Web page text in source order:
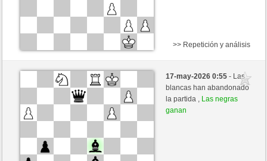
Negras
PEDROS (1340) (-15)
mario39 (1367) (+15)
Tiempo: 10 minutes/side + 0 seconds/move
>> Repetición y análisis
17-may-2026 0:55- Las
blancas han abandonado
la partida , Las negras
ganan